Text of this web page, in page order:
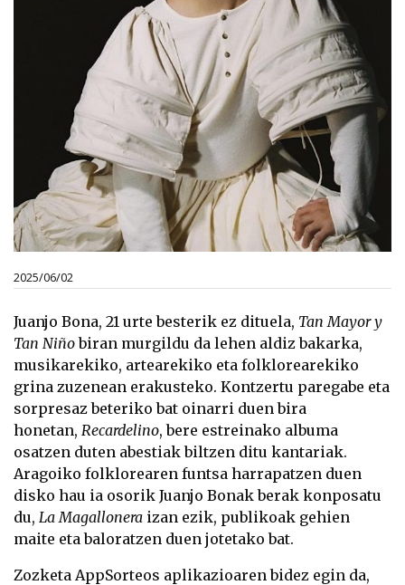
2025/06/02
Juanjo Bona, 21 urte besterik ez dituela, Tan Mayor y
Tan Niñobiran murgildu da lehen aldiz bakarka,
musikarekiko, artearekiko eta folklorearekiko
grina zuzenean erakusteko. Kontzertu paregabe eta
sorpresaz beteriko bat oinarri duen bira
honetan, Recardelino, bere estreinako albuma
osatzen duten abestiak biltzen ditu kantariak.
Aragoiko folklorearen funtsa harrapatzen duen
disko hau ia osorik Juanjo Bonak berak konposatu
du, La Magallonera izan ezik, publikoak gehien
maite eta baloratzen duen jotetako bat.
Zozketa AppSorteos aplikazioaren bidez egin da,